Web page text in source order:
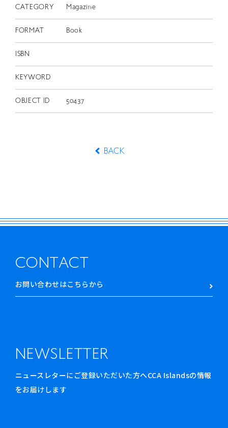
CATEGORY Magazine
FORMAT Book
ISBN
KEYWORD
OBJECT ID 50437
BACK
CONTACT
お問い合わせはこちらから
NEWSLETTER
ニュースレターにご登録いただいた方へCCA Islandsの情報
をお届けします